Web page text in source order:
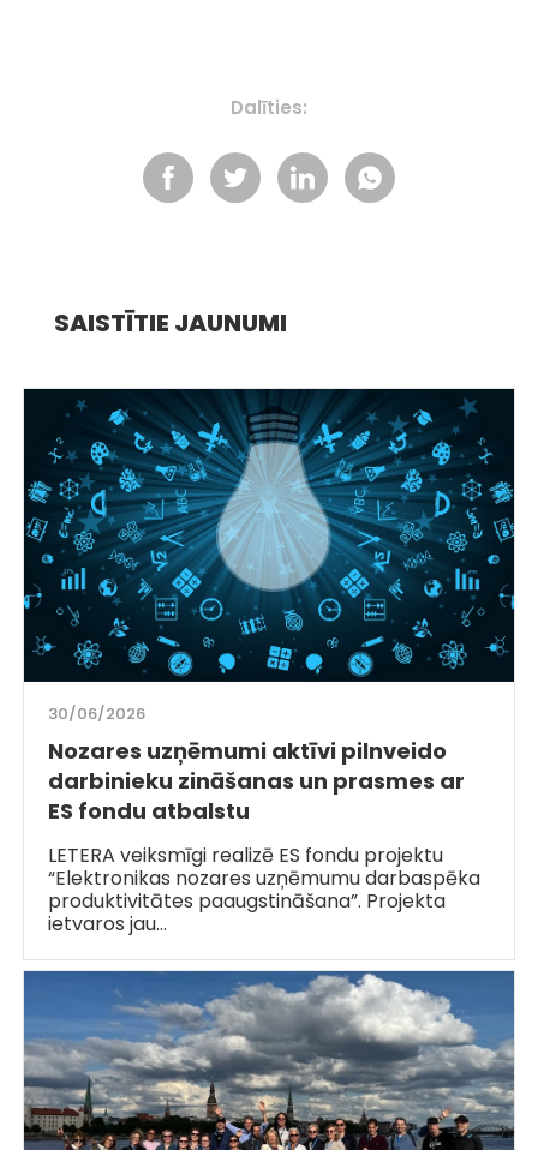
Dalīties:
SAISTĪTIE JAUNUMI
30/06/2026
Nozares uzņēmumi aktīvi pilnveido
darbinieku zināšanas un prasmes ar
ES fondu atbalstu
LETERA veiksmīgi realizē ES fondu projektu
“Elektronikas nozares uzņēmumu darbaspēka
produktivitātes paaugstināšana”. Projekta
ietvaros jau…